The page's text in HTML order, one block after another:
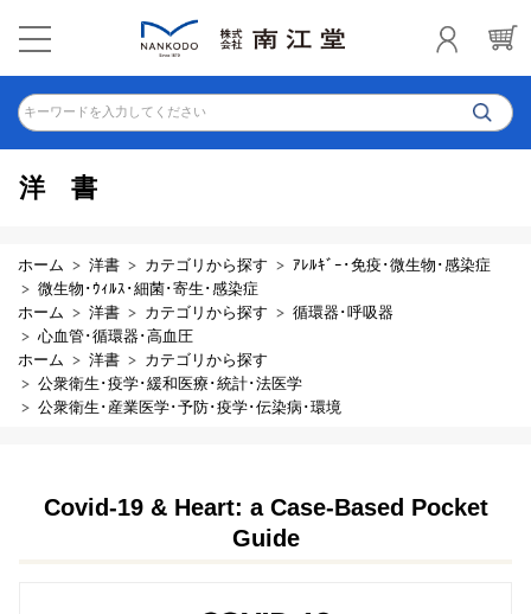
キーワードを入力してください
洋書
ホーム 洋書 カテゴリから探す
ｱﾚﾙｷﾞｰ･免疫･微生物･感染症
微生物･ｳｨﾙｽ･細菌･寄生･感染症
ホーム
洋書 カテゴリから探す
循環器･呼吸器
心血管･循環器･高血圧
ホーム
洋書
カテゴリから探す
公衆衛生･疫学･緩和医療･統計･法医学
公衆衛生･産業医学･予防･疫学･伝染病･環境
Covid-19 & Heart: a Case-Based Pocket
Guide